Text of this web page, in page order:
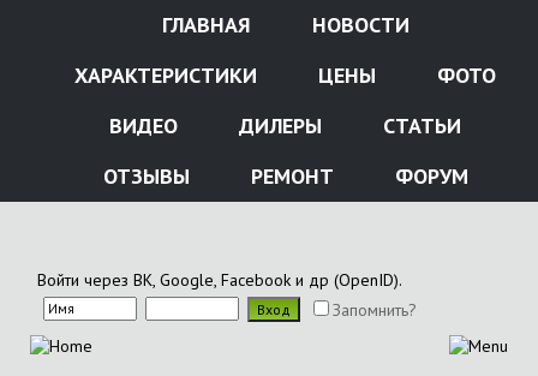
ГЛАВНАЯ
НОВОСТИ
ХАРАКТЕРИСТИКИ
ЦЕНЫ
ФОТО
ВИДЕО
ДИЛЕРЫ
СТАТЬИ
ОТЗЫВЫ
РЕМОНТ ФОРУМ
Войти через ВК, Google, Facebook и др (OpenID).
Запомнить?